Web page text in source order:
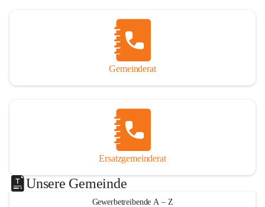
Gemeinderat
Ersatzgemeinderat
Unsere Gemeinde
Gewerbetreibende A – Z